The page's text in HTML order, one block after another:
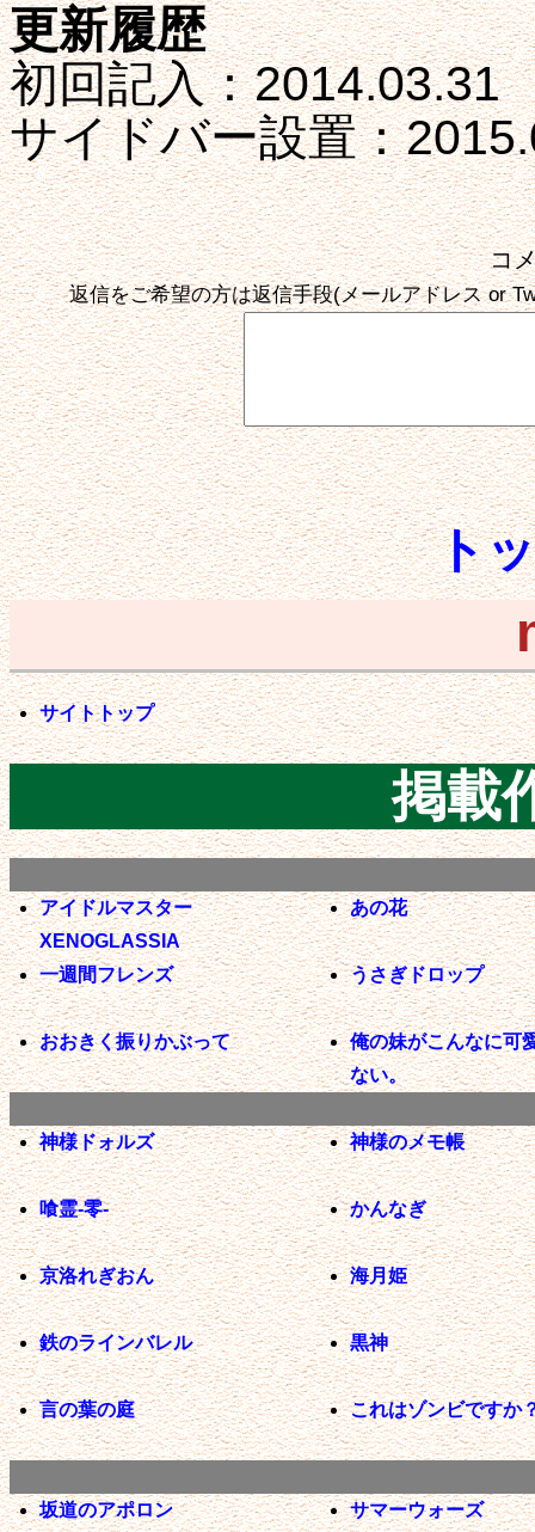
更新履歴
初回記入：2014.03.31
サイドバー設置：
コ
返信をご希望の方は返信手段(メールアドレス or
ト
サイトトップ
掲載
アイドルマスター
XENOGLASSIA
あの花
一週間フレンズ うさぎドロップ
おおきく振りかぶって
俺の妹がこんなに可
ない。
神様ドォルズ 神様のメモ帳
喰霊-零- かんなぎ
京洛れぎおん 海月姫
鉄のラインバレル 黒神
言の葉の庭 これはゾンビですか
坂道のアポロン サマーウォーズ